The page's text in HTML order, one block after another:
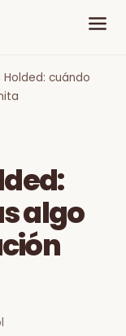
cuándo
algo